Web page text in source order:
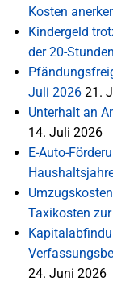
Kosten
Kindergeld
der 20-
Juli 2026 21.
Unterhalt an
14. Juli 2026
E-Auto-
Taxikosten
24. Juni 2026